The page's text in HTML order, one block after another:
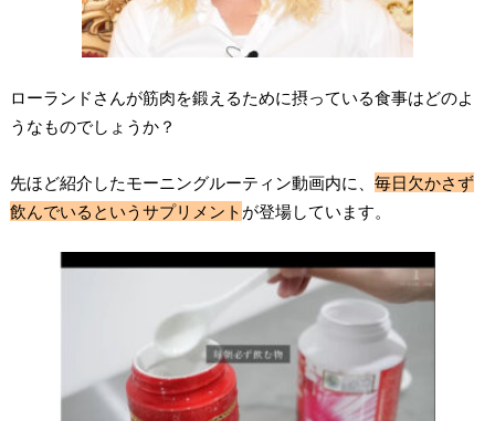
ローランドさんが筋肉を鍛えるために摂っている食事はどのよ
うなものでしょうか？
先ほど紹介したモーニングルーティン動画内に、 毎日欠かさず
飲んでいるというサプリメント が登場しています。